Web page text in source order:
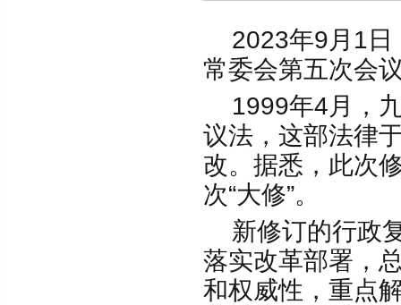
2023年9月1日
常委会第五次会
1999年4月，九
议法，这部法律
改。据悉，此次
次“大修”。
新修订的行政
落实改革部署，
和权威性，重点